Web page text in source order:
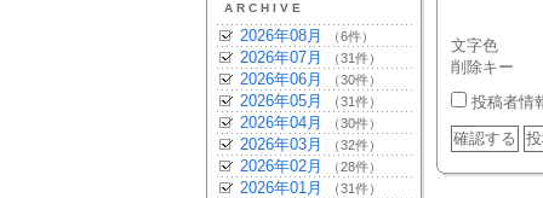
ARCHIVE
2026年08月 （6件）
2026年07月 （31件）
2026年06月 （30件）
2026年05月 （31件）
2026年04月 （30件）
2026年03月 （32件）
2026年02月 （28件）
2026年01月 （31件）
文字色
削除キー
投稿者情